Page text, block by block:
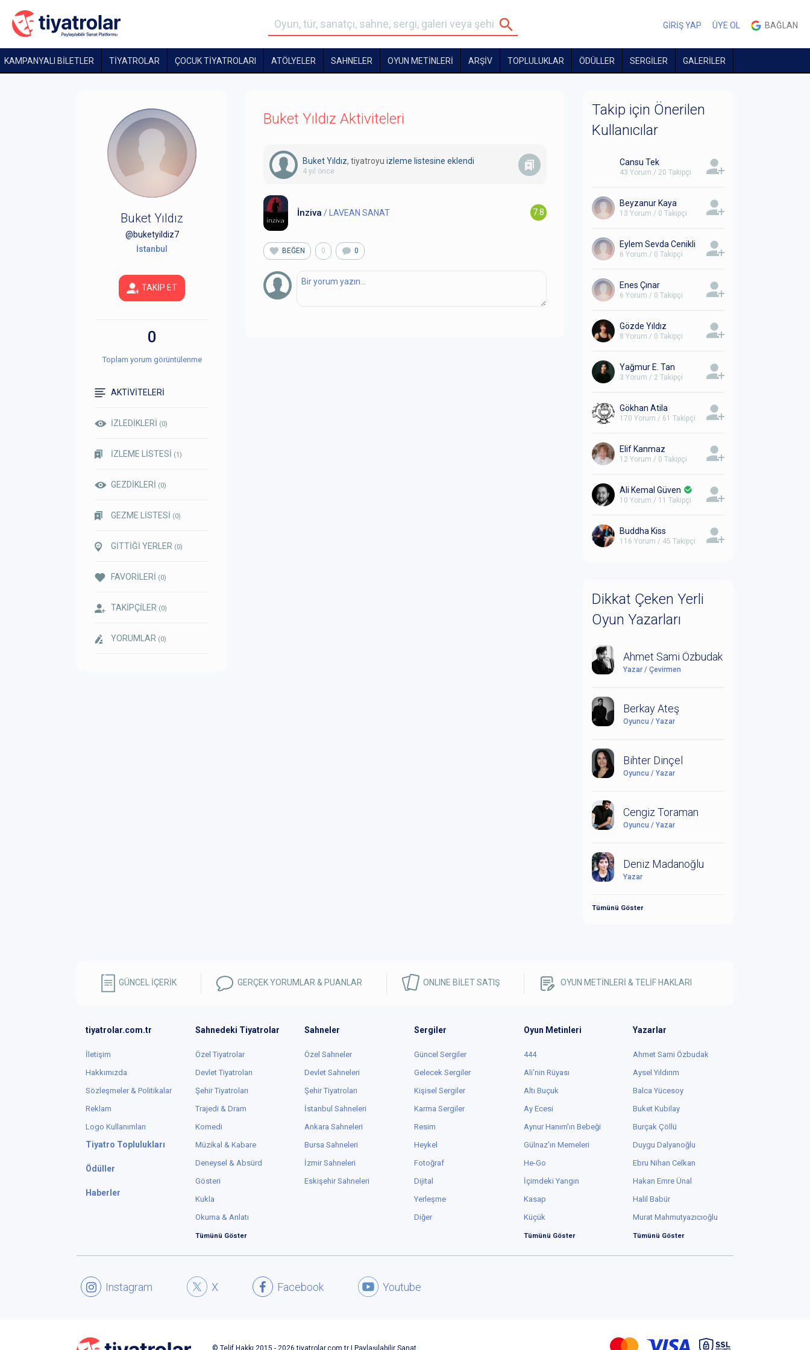
GİRİŞ YAP ÜYE OL BAĞLAN
KAMPANYALI BİLETLER TİYATROLAR ÇOCUK TIYATROLARI ATÖLYELER SAHNELER OYUN METİNLERİ ARŞİV TOPLULUKLAR ÖDÜLLER SERGİLER GALERİLER
Buket Yıldız
@buketyildiz7
İstanbul
TAKİP ET
0
Toplam yorum görüntülenme
AKTİVİTELERİ
İZLEDİKLERİ (0)
İZLEME LİSTESİ (1)
GEZDİKLERİ (0)
GEZME LİSTESİ (0)
GİTTİĞİ YERLER (0)
FAVORİLERİ (0)
TAKİPÇİLER (0)
YORUMLAR (0)
Buket Yıldız Aktiviteleri
Buket Yıldız, tiyatroyu izleme listesine eklendi
4 yıl önce
7.8
İnziva / LAVEAN SANAT
BEĞEN 0 0
Takip için Önerilen
Kullanıcılar
Cansu Tek
43 Yorum / 20 Takipçi
Beyzanur Kaya
13 Yorum / 0 Takipçi
Eylem Sevda Cenikli
6 Yorum / 0 Takipçi
Enes Çınar
6 Yorum / 0 Takipçi
Gözde Yıldız
8 Yorum / 0 Takipçi
Yağmur E. Tan
3 Yorum / 2 Takipçi
Gökhan Atila
170 Yorum / 61 Takipçi
Elif Kanmaz
12 Yorum / 0 Takipçi
Ali Kemal Güven
10 Yorum / 11 Takipçi
Buddha Kiss
116 Yorum / 45 Takipçi
Dikkat Çeken Yerli
Oyun Yazarları
Ahmet Sami Özbudak
Yazar / Çevirmen
Berkay Ateş
Oyuncu / Yazar
Bihter Dinçel
Oyuncu / Yazar
Cengiz Toraman
Oyuncu / Yazar
Deniz Madanoğlu
Yazar
Tümünü Göster
GÜNCEL İÇERİK GERÇEK YORUMLAR & PUANLAR ONLINE BİLET SATIŞ OYUN METİNLERİ & TELİF HAKLARI
tiyatrolar.com.tr
İletişim
Hakkımızda
Sözleşmeler & Politikalar
Reklam
Logo Kullanımları
Tiyatro Toplulukları
Ödüller
Haberler
Sahnedeki Tiyatrolar
Özel Tiyatrolar
Devlet Tiyatroları
Şehir Tiyatroları
Trajedi & Dram
Komedi
Müzikal & Kabare
Deneysel & Absürd
Gösteri
Kukla
Okuma & Anlatı
Tümünü Göster
Sahneler
Özel Sahneler
Devlet Sahneleri
Şehir Tiyatroları
İstanbul Sahneleri
Ankara Sahneleri
Bursa Sahneleri
İzmir Sahneleri
Eskişehir Sahneleri
Sergiler
Güncel Sergiler
Gelecek Sergiler
Kişisel Sergiler
Karma Sergiler
Resim
Heykel
Fotoğraf
Dijital
Yerleşme
Diğer
Oyun Metinleri
444
Ali'nin Rüyası
Altı Buçuk
Ay Ecesi
Aynur Hanım'ın Bebeği
Gülnaz'ın Memeleri
He-Go
İçimdeki Yangın
Kasap
Küçük
Tümünü Göster
Yazarlar
Ahmet Sami Özbudak
Aysel Yıldırım
Balca Yücesoy
Buket Kubilay
Burçak Çöllü
Duygu Dalyanoğlu
Ebru Nihan Celkan
Hakan Emre Ünal
Halil Babür
Murat Mahmutyazıcıoğlu
Tümünü Göster
Youtube
Facebook
X
Instagram
© Telif Hakkı 2015 - 2026 tiyatrolar.com.tr | Paylaşılabilir Sanat